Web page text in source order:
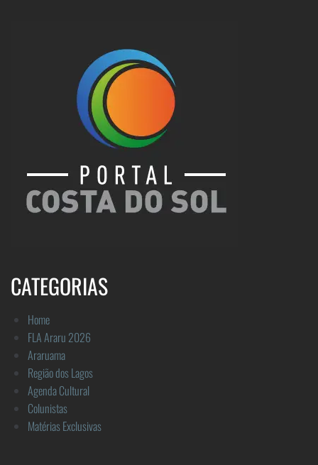
CATEGORIAS
Home
FLA Araru 2026
Araruama
Região dos Lagos
Agenda Cultural
Colunistas
Matérias Exclusivas